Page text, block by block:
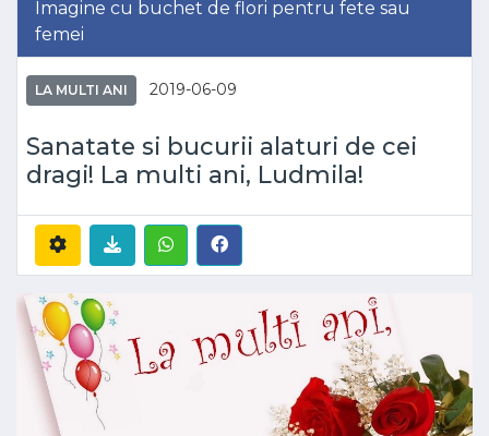
Imagine cu buchet de flori pentru fete sau
femei
LA MULTI ANI 2019-06-09
Sanatate si bucurii alaturi de cei
dragi! La multi ani, Ludmila!